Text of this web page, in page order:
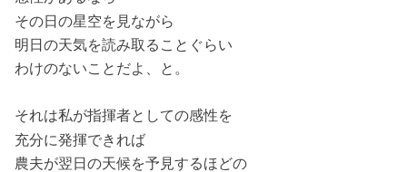
その日の星空を見ながら
明日の天気を読み取ることぐらい
わけのないことだよ、と。
それは私が指揮者としての感性を
充分に発揮できれば
農夫が翌日の天候を予見するほどの